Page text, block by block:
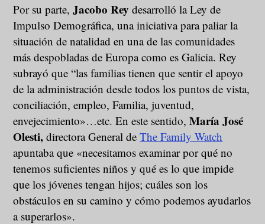
Por su parte, Jacobo Rey desarrolló la Ley de
Impulso Demográfica, una iniciativa para paliar la
situación de natalidad en una de las comunidades
más despobladas de Europa como es Galicia. Rey
subrayó que “las familias tienen que sentir el apoyo
de la administración desde todos los puntos de vista,
conciliación, empleo, Familia, juventud,
envejecimiento»…etc. En este sentido,María José
Olesti,directora General deThe Family Watch
apuntaba que «necesitamos examinar por qué no
tenemos suficientes niños y qué es lo que impide
que los jóvenes tengan hijos; cuáles son los
obstáculos en su camino y cómo podemos ayudarlos
a superarlos».